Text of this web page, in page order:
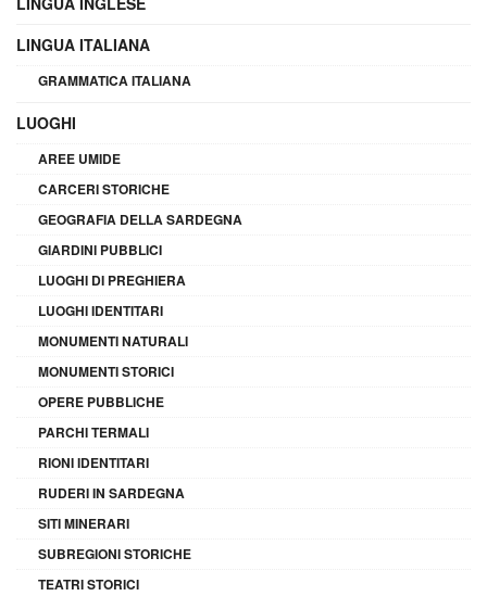
LINGUA ITALIANA
GRAMMATICA ITALIANA
LUOGHI
AREE UMIDE
CARCERI STORICHE
GEOGRAFIA DELLA SARDEGNA
GIARDINI PUBBLICI
LUOGHI DI PREGHIERA
LUOGHI IDENTITARI
MONUMENTI NATURALI
MONUMENTI STORICI
OPERE PUBBLICHE
PARCHI TERMALI
RIONI IDENTITARI
RUDERI IN SARDEGNA
SITI MINERARI
SUBREGIONI STORICHE
TEATRI STORICI